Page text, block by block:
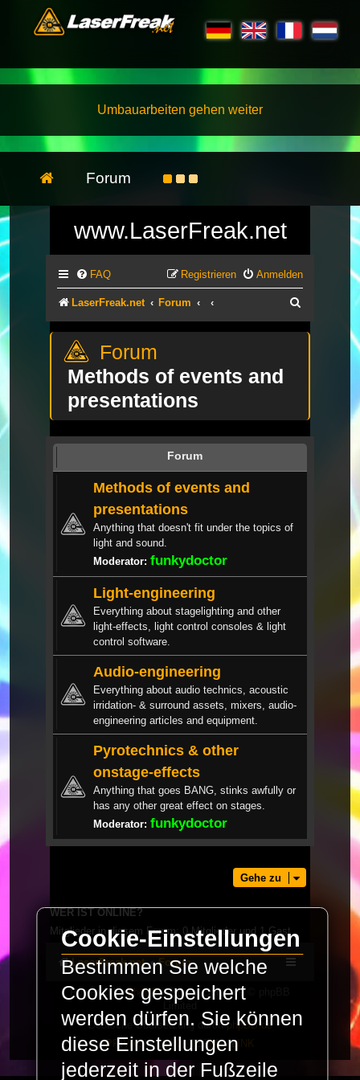
Umbauarbeiten gehen weiter
Forum
www.LaserFreak.net
FAQ Anmelden
Registrieren
LaserFreak.net Forum
Methods of events and
presentations
Forum
Methods of events and
presentations
Anything that doesn't fit under the topics of
light and sound.
Moderator: funkydoctor
Light-engineering
Everything about stagelighting and other
light-effects, light control consoles & light
control software.
Audio-engineering
Everything about audio technics, acoustic
irridation- & surround assets, mixers, audio-
engineering articles and equipment.
Pyrotechnics & other
onstage-effects
Anything that goes BANG, stinks awfully or
has any other great effect on stages.
Moderator: funkydoctor
Gehe zu
WER IST ONLINE?
Mitglieder in diesem Forum: 0 Mitglieder und 1 Gast
LaserFreak.net Forum
Powered byphpBB® Forum Software © phpBB
Limited
Deutsche Übersetzung durchphpBB.de
PRIVACY_LINK | TERMS_LINK
Cookie-Einstellungen
Bestimmen Sie welche
Cookies gespeichert
werden dürfen. Sie können
diese Einstellungen
jederzeit in der Fußzeile